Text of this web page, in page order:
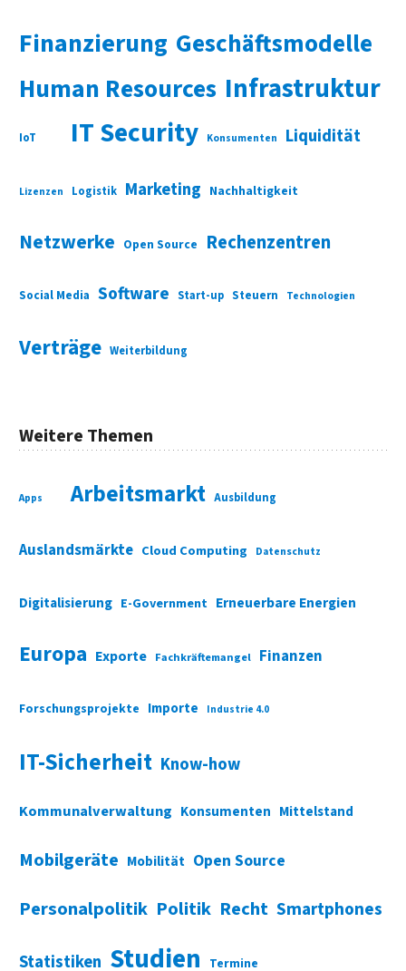
Finanzierung Geschäftsmodelle
Human Resources Infrastruktur
IoT IT Security Konsumenten Liquidität
Lizenzen Logistik Marketing Nachhaltigkeit
Netzwerke Open Source Rechenzentren
Social Media Software Start-up Steuern Technologien
Verträge Weiterbildung
Weitere Themen
Apps Arbeitsmarkt Ausbildung
Auslandsmärkte Cloud Computing Datenschutz
Digitalisierung E-Government Erneuerbare Energien
Europa Exporte Fachkräftemangel Finanzen
Forschungsprojekte Importe Industrie 4.0
IT-Sicherheit Know-how
Kommunalverwaltung Konsumenten Mittelstand
Mobilgeräte Mobilität Open Source
Personalpolitik Politik Recht Smartphones
Statistiken Studien Termine